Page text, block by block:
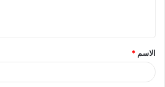
ق
*
الاسم *